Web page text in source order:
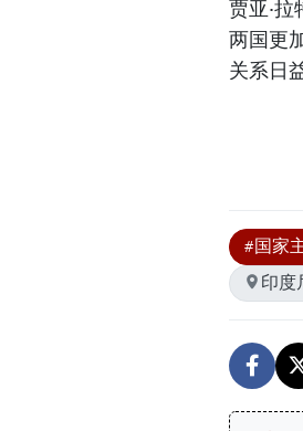
贾亚·
两国更
关系日
#国家
印度